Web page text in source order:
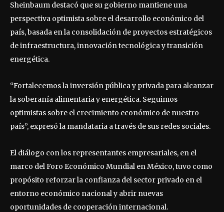
Sheinbaum destacó que su gobierno mantiene una
perspectiva optimista sobre el desarrollo económico del
país, basada en la consolidación de proyectos estratégicos
de infraestructura, innovación tecnológica y transición
energética.
“Fortalecemos la inversión pública y privada para alcanzar
la soberanía alimentaria y energética. Seguimos
optimistas sobre el crecimiento económico de nuestro
país”, expresó la mandataria a través de sus redes sociales.
El diálogo con los representantes empresariales, en el
marco del Foro Económico Mundial en México, tuvo como
propósito reforzar la confianza del sector privado en el
entorno económico nacional y abrir nuevas
oportunidades de cooperación internacional.